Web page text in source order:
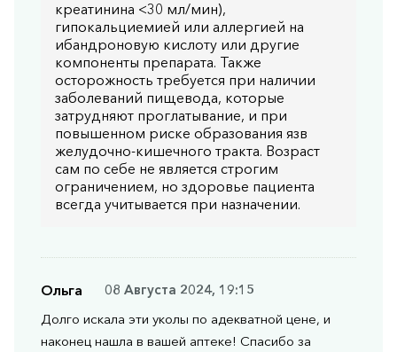
креатинина <30 мл/мин),
гипокальциемией или аллергией на
ибандроновую кислоту или другие
компоненты препарата. Также
осторожность требуется при наличии
заболеваний пищевода, которые
затрудняют проглатывание, и при
повышенном риске образования язв
желудочно-кишечного тракта. Возраст
сам по себе не является строгим
ограничением, но здоровье пациента
всегда учитывается при назначении.
Ольга
08 Августа 2024, 19:15
Долго искала эти уколы по адекватной цене, и
наконец нашла в вашей аптеке! Спасибо за